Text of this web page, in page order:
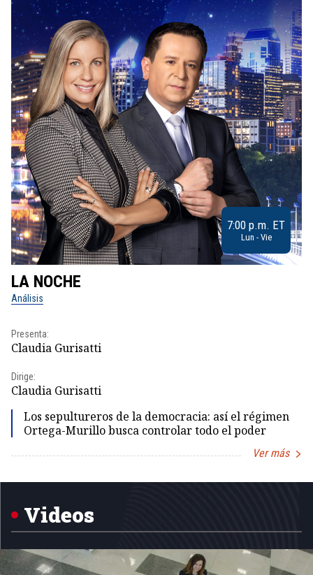
7:00 p.m. ET
Lun - Vie
LA NOCHE
Análisis
Presenta:
Claudia Gurisatti
Dirige:
Claudia Gurisatti
Los sepultureros de la democracia: así el régimen
Ortega-Murillo busca controlar todo el poder
Ver más
1
Videos